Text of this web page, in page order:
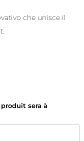
che unisce il
sera à